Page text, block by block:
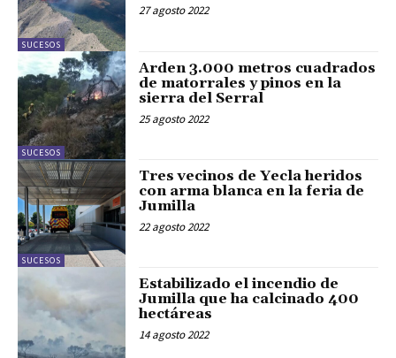
SUCESOS
27 agosto 2022
SUCESOS
Arden 3.000 metros cuadrados
de matorrales y pinos en la
sierra del Serral
25 agosto 2022
SUCESOS
Tres vecinos de Yecla heridos
con arma blanca en la feria de
Jumilla
22 agosto 2022
Estabilizado el incendio de
Jumilla que ha calcinado 400
hectáreas
14 agosto 2022